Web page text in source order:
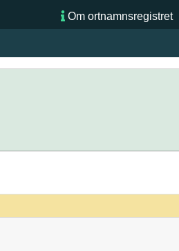
Om ortnamnsregistret